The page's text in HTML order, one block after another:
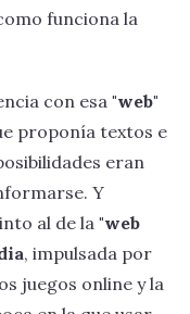
funciona la
con esa "web"
proponía textos e
eran
Y
al de la "web
, impulsada por
juegos online y la